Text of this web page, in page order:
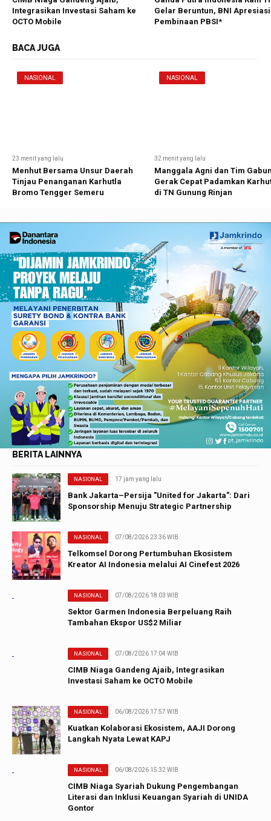
Integrasikan Investasi Saham ke
OCTO Mobile
Gelar Beruntun, BNI Apresiasi
Pembinaan PBSI*
BACA JUGA
NASIONAL
23 menit yang lalu
Menhut Bersama Unsur Daerah
Tinjau Penanganan Karhutla
Bromo Tengger Semeru
NASIONAL
32 menit yang lalu
Manggala Agni dan Tim
Gerak Cepat Padamkan
di TN Gunung Rinjan
BERITA LAINNYA
NASIONAL 17 jam yang lalu
Bank Jakarta–Persija "United for Jakarta": Dari
Sponsorship Menuju Strategic Partnership
NASIONAL 07/08/2026 23:36 WIB
Telkomsel Dorong Pertumbuhan Ekosistem
Kreator AI Indonesia melalui AI Cinefest 2026
NASIONAL 07/08/2026 18:03 WIB
Sektor Garmen Indonesia Berpeluang Raih
Tambahan Ekspor US$2 Miliar
NASIONAL 07/08/2026 17:04 WIB
CIMB Niaga Gandeng Ajaib, Integrasikan
Investasi Saham ke OCTO Mobile
NASIONAL 06/08/2026 17:57 WIB
Kuatkan Kolaborasi Ekosistem, AAJI Dorong
Langkah Nyata Lewat KAPJ
NASIONAL 06/08/2026 15:32 WIB
CIMB Niaga Syariah Dukung Pengembangan
Literasi dan Inklusi Keuangan Syariah di UNIDA
Gontor